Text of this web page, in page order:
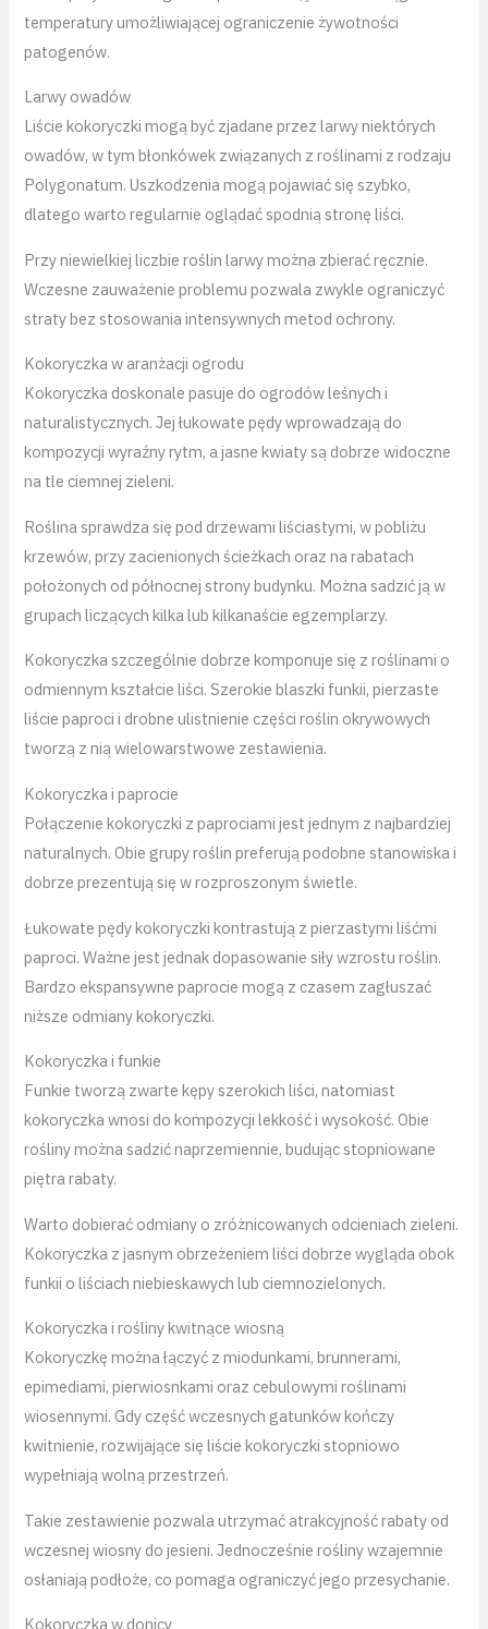
temperatury umożliwiającej ograniczenie żywotności
patogenów.
Larwy owadów
Liście kokoryczki mogą być zjadane przez larwy niektórych
owadów, w tym błonkówek związanych z roślinami z rodzaju
Polygonatum. Uszkodzenia mogą pojawiać się szybko,
dlatego warto regularnie oglądać spodnią stronę liści.
Przy niewielkiej liczbie roślin larwy można zbierać ręcznie.
Wczesne zauważenie problemu pozwala zwykle ograniczyć
straty bez stosowania intensywnych metod ochrony.
Kokoryczka w aranżacji ogrodu
Kokoryczka doskonale pasuje do ogrodów leśnych i
naturalistycznych. Jej łukowate pędy wprowadzają do
kompozycji wyraźny rytm, a jasne kwiaty są dobrze widoczne
na tle ciemnej zieleni.
Roślina sprawdza się pod drzewami liściastymi, w pobliżu
krzewów, przy zacienionych ścieżkach oraz na rabatach
położonych od północnej strony budynku. Można sadzić ją w
grupach liczących kilka lub kilkanaście egzemplarzy.
Kokoryczka szczególnie dobrze komponuje się z roślinami o
odmiennym kształcie liści. Szerokie blaszki funkii, pierzaste
liście paproci i drobne ulistnienie części roślin okrywowych
tworzą z nią wielowarstwowe zestawienia.
Kokoryczka i paprocie
Połączenie kokoryczki z paprociami jest jednym z najbardziej
naturalnych. Obie grupy roślin preferują podobne stanowiska i
dobrze prezentują się w rozproszonym świetle.
Łukowate pędy kokoryczki kontrastują z pierzastymi liśćmi
paproci. Ważne jest jednak dopasowanie siły wzrostu roślin.
Bardzo ekspansywne paprocie mogą z czasem zagłuszać
niższe odmiany kokoryczki.
Kokoryczka i funkie
Funkie tworzą zwarte kępy szerokich liści, natomiast
kokoryczka wnosi do kompozycji lekkość i wysokość. Obie
rośliny można sadzić naprzemiennie, budując stopniowane
piętra rabaty.
Warto dobierać odmiany o zróżnicowanych odcieniach zieleni.
Kokoryczka z jasnym obrzeżeniem liści dobrze wygląda obok
funkii o liściach niebieskawych lub ciemnozielonych.
Kokoryczka i rośliny kwitnące wiosną
Kokoryczkę można łączyć z miodunkami, brunnerami,
epimediami, pierwiosnkami oraz cebulowymi roślinami
wiosennymi. Gdy część wczesnych gatunków kończy
kwitnienie, rozwijające się liście kokoryczki stopniowo
wypełniają wolną przestrzeń.
Takie zestawienie pozwala utrzymać atrakcyjność rabaty od
wczesnej wiosny do jesieni. Jednocześnie rośliny wzajemnie
osłaniają podłoże, co pomaga ograniczyć jego przesychanie.
Kokoryczka w donicy